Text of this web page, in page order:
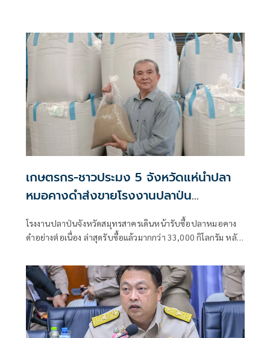
เกษตรกร-ชาวประมง 5 จังหวัดแห่นำปลา
หมอคางดำส่งขายโรงงานปลาป่น
สมุทรสาคร โรงงานรับซื้อทุกวัน จำนวนไม่
อั้น กก.ละ 10 บาท
โรงงานปลาป่นจังหวัดสมุทรสาครเดินหน้ารับซื้อปลาหมอคาง
ดำอย่างต่อเนื่อง ล่าสุดรับซื้อแล้วมากกว่า 33,000 กิโลกรัม หลัง
ปลามาจำหน่ายได้สะดวกขึ้น เพียงแสดงบัตรประจำตัว
ประชาชนที่จุดรับซื้อ โดยไม่ต้องขอเอกสารรับรองจากหน่วย
งานในพื้นที่